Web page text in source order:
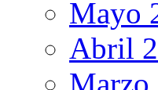
Mayo
Abril
Marzo